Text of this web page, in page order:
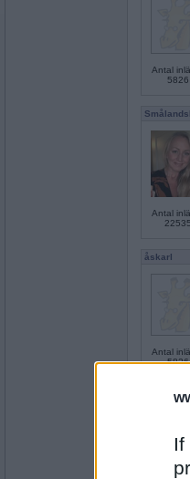
If
Antal
5826
Antal
22535
åskarl
Antal
5826